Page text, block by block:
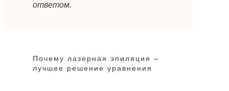
Почему лазерная эпиляция –
лучшее решение уравнения
ответом.